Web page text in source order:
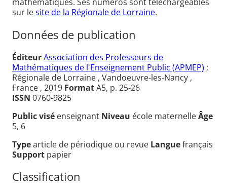
sur lesite de la Régionale de Lorraine.
Données de publication
ÉditeurAssociation des Professeurs de
Mathématiques de l'Enseignement Public (APMEP) ;
Régionale de Lorraine , Vandoeuvre-les-Nancy ,
France , 2019 FormatA5, p. 25-26
ISSN 0760-9825
Public visé enseignant Niveau école maternelleÂge
5, 6
Typearticle de périodique ou revue Languefrançais
Support papier
Classification